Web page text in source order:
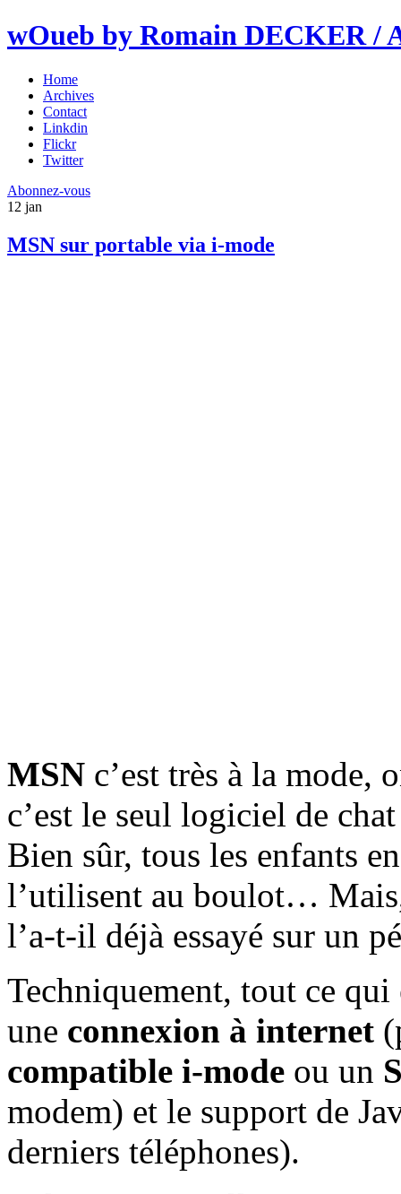
wOueb by Romain DECKER /
Home
Archives
Contact
Linkdin
Flickr
Twitter
Abonnez-vous
12 jan
MSN sur portable via i-mode
MSN c’est très à la mode,
c’est le seul logiciel de
Bien sûr, tous les enfants
l’utilisent au boulot…
l’a-t-il déjà essayé sur un
Techniquement, tout ce qui
une connexion à internet
compatible i-mode ou un
modem) et le support de
derniers téléphones).